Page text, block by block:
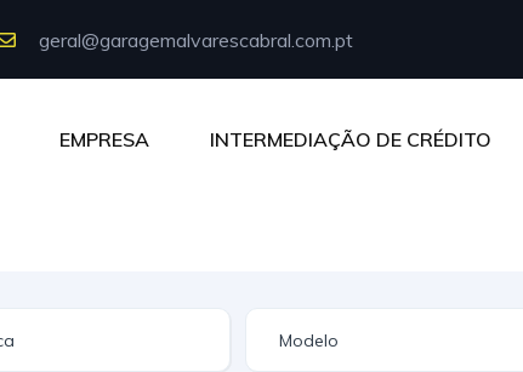
geral@garagemalvarescabral.com.pt
EMPRESA INTERMEDIAÇÃO DE CRÉDITO